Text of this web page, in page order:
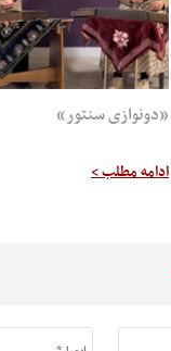
«دونوازی سنتور»
ادامه مطلب >